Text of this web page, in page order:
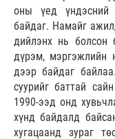
оны үед үндэсний
байдаг. Намайг
дийлэнх нь болсон
дүрэм, мэргэжлийн
дээр байдаг
суурийг баттай
1990-ээд онд
хүнд байдалд
хугацаанд зураг